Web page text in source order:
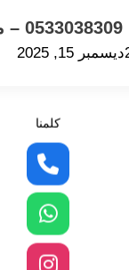
ديسمبر 15, 2025
كلمنا